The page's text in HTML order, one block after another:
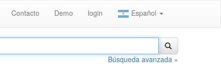
Contacto Demo login Español
Búsqueda avanzada »